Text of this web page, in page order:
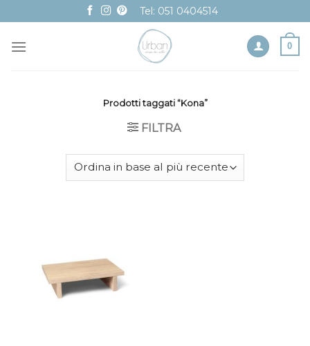
to
content
Tel: 051 0404514
0
Prodotti taggati “Kona”
FILTRA